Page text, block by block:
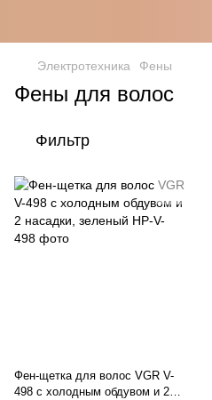
Электротехника Фены
Фены для волос
Фильтр
Фен-щетка для волос VGR V-
498 с холодным обдувом и 2